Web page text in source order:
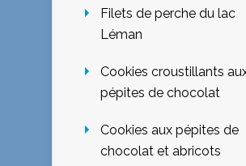
Filets de perche du lac
Léman
Cookies croustillants
pépites de chocolat
Cookies aux pépites de
chocolat et abricots